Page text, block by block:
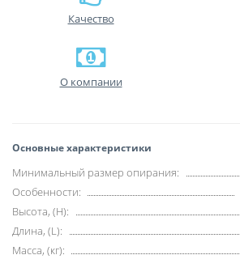
Качество
О компании
Основные характеристики
Минимальный размер опирания:
Особенности:
Высота, (H):
Длина, (L):
Масса, (кг):